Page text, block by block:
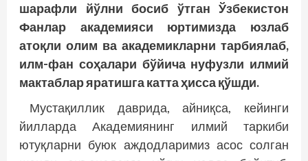
шарафли йўлни босиб ўтган Ўзбекистон
Фанлар академияси юртимизда юзлаб
атоқли олим ва академикларни тарбиялаб,
илм-фан соҳалари бўйича нуфузли илмий
мактаблар яратишга катта ҳисса қўшди.
Мустақиллик даврида, айниқса, кейинги
йилларда Академиянинг илмий таркиби
ютуқларни буюк аждодларимиз асос солган